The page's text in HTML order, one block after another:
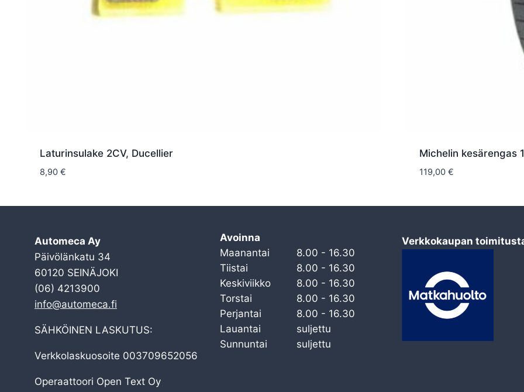
Laturinsulake 2CV, Ducellier
8,90 €
Michelin kesärengas
119,00 €
Automeca Ay
Päivölänkatu 34
60120 SEINÄJOKI
(06) 4213900
info@automeca.fi
SÄHKÖINEN LASKUTUS:
Verkkolaskuosoite 003709652056
Operaattoori Open Text Oy
Avoinna
Maanantai
8.00 - 16.30
Tiistai
8.00 - 16.30
Keskiviikko
8.00 - 16.30
Torstai
8.00 - 16.30
Perjantai
8.00 - 16.30
Lauantai
suljettu
Sunnuntai
suljettu
Verkkokaupan